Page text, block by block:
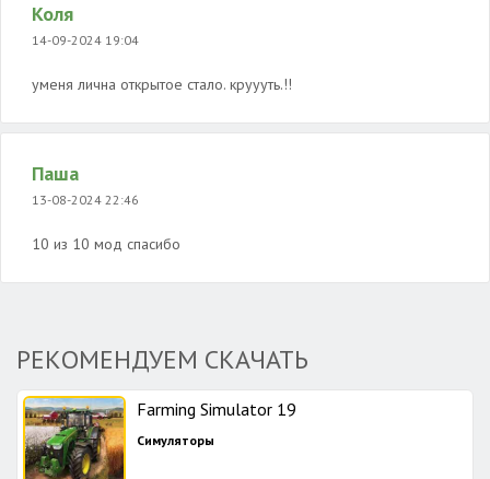
Коля
14-09-2024 19:04
уменя лична открытое стало. круууть.!!
Паша
13-08-2024 22:46
10 из 10 мод спасибо
РЕКОМЕНДУЕМ СКАЧАТЬ
Farming Simulator 19
Симуляторы